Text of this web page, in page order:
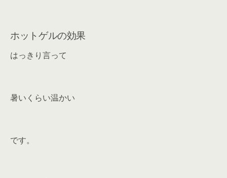
ホットゲルの効果
はっきり言って
暑いくらい温かい
です。